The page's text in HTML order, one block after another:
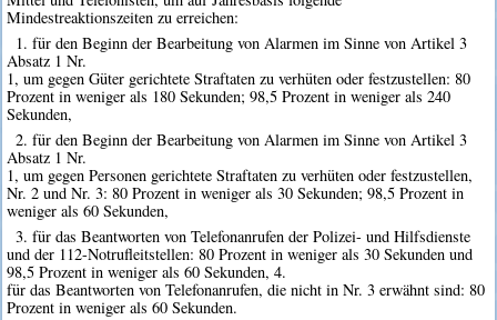
Mindestreaktionszeiten zu erreichen:
1. für den Beginn der Bearbeitung von Alarmen im Sinne von Artikel 3
Absatz 1 Nr.
1, um gegen Güter gerichtete Straftaten zu verhüten oder festzustellen: 80
Prozent in weniger als 180 Sekunden; 98,5 Prozent in weniger als 240
Sekunden,
2. für den Beginn der Bearbeitung von Alarmen im Sinne von Artikel 3
Absatz 1 Nr.
1, um gegen Personen gerichtete Straftaten zu verhüten oder festzustellen,
Nr. 2 und Nr. 3: 80 Prozent in weniger als 30 Sekunden; 98,5 Prozent in
weniger als 60 Sekunden,
3. für das Beantworten von Telefonanrufen der Polizei- und Hilfsdienste
und der 112-Notrufleitstellen: 80 Prozent in weniger als 30 Sekunden und
98,5 Prozent in weniger als 60 Sekunden, 4.
für das Beantworten von Telefonanrufen, die nicht in Nr. 3 erwähnt sind: 80
Prozent in weniger als 60 Sekunden.